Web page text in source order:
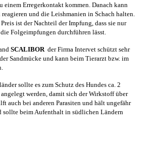
einem Erregerkontakt kommen. Danach kann
und die Leishmanien in Schach halten.
ist der Nachteil der Impfung, dass sie nur
Folgeimpfungen durchführen lässt.
SCALIBOR der Firma Intervet schützt sehr
Sandmücke und kann beim Tierarzt bzw. im
sollte es zum Schutz des Hundes ca. 2
werden, damit sich der Wirkstoff über
auch bei anderen Parasiten und hält ungefähr
sollte beim Aufenthalt in südlichen Ländern